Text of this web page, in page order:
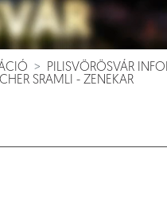
PILISVÖRÖSVÁR
SRAMLI - ZENEKAR